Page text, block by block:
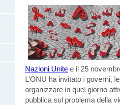
Nazioni Unite e il 25
L’ONU ha invitato i governi,
organizzare in quel giorno
pubblica sul problema della